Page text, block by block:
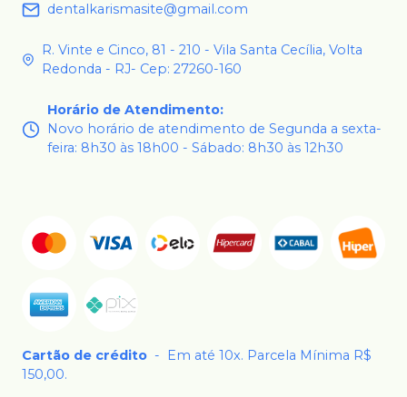
dentalkarismasite@gmail.com
R. Vinte e Cinco, 81 - 210 - Vila Santa Cecília, Volta
Redonda - RJ- Cep: 27260-160
Horário de Atendimento:
Novo horário de atendimento de Segunda a sexta-
feira: 8h30 às 18h00 - Sábado: 8h30 às 12h30
Cartão de crédito -
Em até 10x. Parcela Mínima R$
150,00.